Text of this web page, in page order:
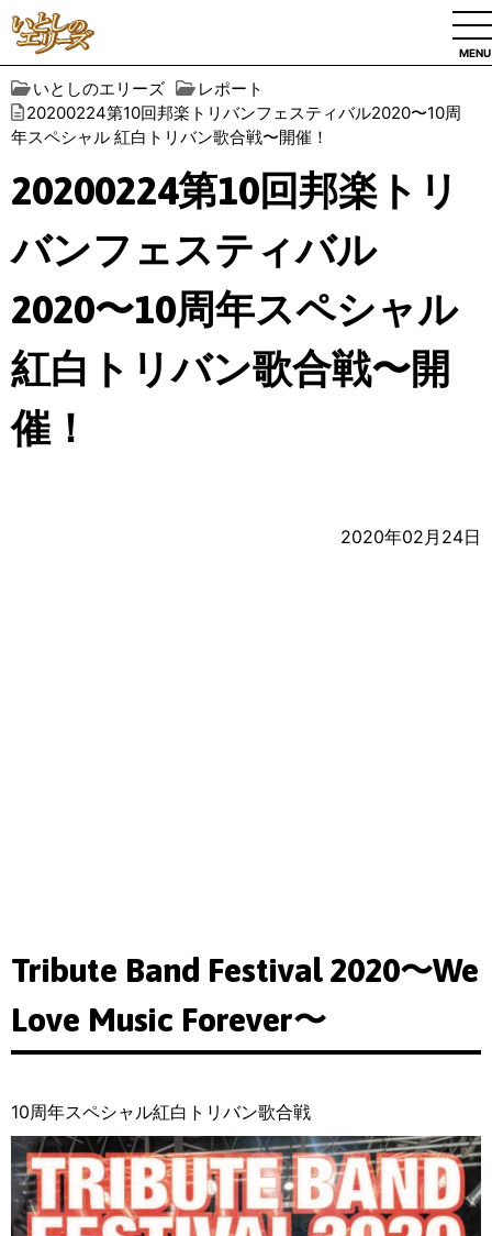
MENU
いとしのエリーズ
レポート
20200224第10回邦楽トリバンフェスティバル2020〜10周
年スペシャル 紅白トリバン歌合戦〜開催！
20200224第10回邦楽トリ
バンフェスティバル
2020〜10周年スペシャル
紅白トリバン歌合戦〜開
催！
2020年02月24日
Tribute Band Festival 2020〜We
Love Music Forever〜
10周年スペシャル紅白トリバン歌合戦